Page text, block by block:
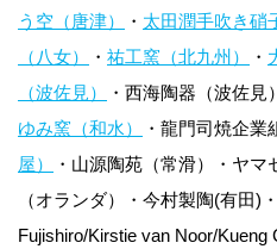
う空（唐津）
・ 太田潤手吹き硝
（八女）
・ 祐工窯（北九州） ・
（波佐見）
・西海陶器（波佐見
ゆみ窯（和水）
・龍門司焼企業
屋）
・山源陶苑（常滑）・ヤ
（オランダ）・今村製陶(有田)
Fujishiro/Kirstie van Noor/